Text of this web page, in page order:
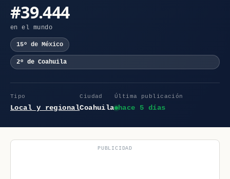
#39.444
en el mundo
15º de México
2º de Coahuila
Tipo
Local y regional
Ciudad
Coahuila
Última publicación
hace 5 días
PUBLICIDAD